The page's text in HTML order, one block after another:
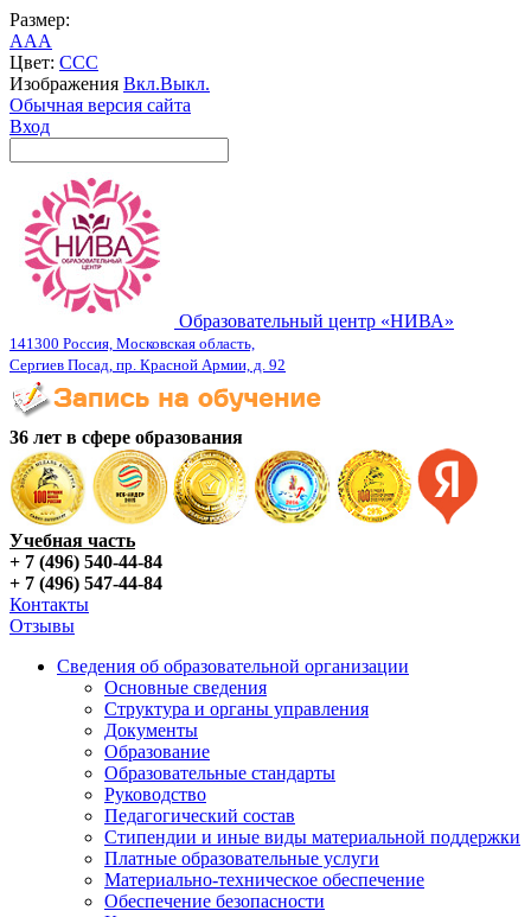
Размер:
AAA
Цвет: CCC
Изображения Вкл.Выкл.
Обычная версия сайта
Вход
Образовательный центр «НИВА»
141300 Россия, Московская область,
Сергиев Посад, пр. Красной Армии, д. 92
36 лет в сфере образования
Учебная часть
+ 7 (496) 540-44-84
+ 7 (496) 547-44-84
Контакты
Отзывы
Сведения об образовательной организации
Основные сведения
Структура и органы управления
Документы
Образование
Образовательные стандарты
Руководство
Педагогический состав
Стипендии и иные виды материальной поддержки
Платные образовательные услуги
Материально-техническое обеспечение
Обеспечение безопасности